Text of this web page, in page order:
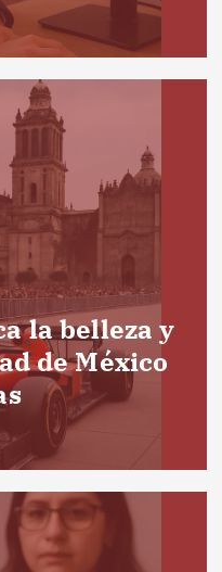
la belleza y
de México